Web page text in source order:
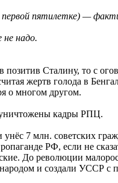
пятилетке) —
надо.
позитив Сталину, то с
жертв голода в
о многом другом.
уничтожены кадры РПЦ.
7 млн. советских
РФ, если не
До революции
и создали УССР